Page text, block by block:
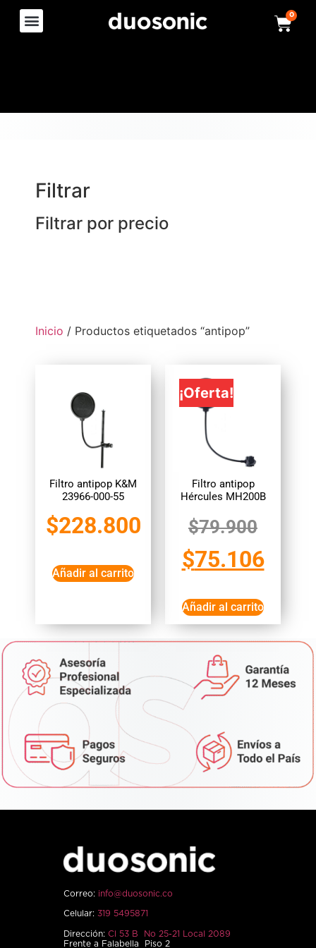
0
Filtrar
Filtrar por precio
Inicio / Productos etiquetados “antipop”
Filtro antipop K&M
23966-000-55
$228.800
Añadir al carrito
¡Oferta!
Filtro antipop
Hércules MH200B
$79.900
$75.106
Añadir al carrito
Correo: info@duosonic.co
Celular: 319 5495871
Dirección: Cl 53 B No 25-21 Local 2089
Frente a Falabella Piso 2